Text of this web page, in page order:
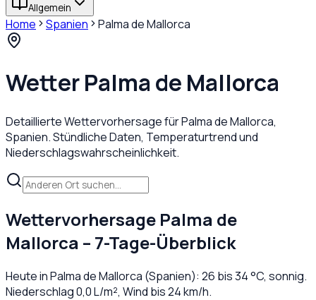
Allgemein
Home Spanien Palma de Mallorca
WetterPalma de Mallorca
Detaillierte Wettervorhersage fürPalma de Mallorca,
Spanien. Stündliche Daten, Temperaturtrend und
Niederschlagswahrscheinlichkeit.
Wettervorhersage Palma de
Mallorca – 7-Tage-Überblick
Heute inPalma de Mallorca (Spanien): 26 bis34°C, sonnig.
Niederschlag0,0L/m², Wind bis24km/h.